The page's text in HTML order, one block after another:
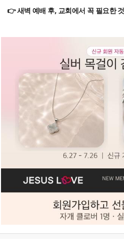
👉 새벽 예배 후, 교회에서 꼭 필요한